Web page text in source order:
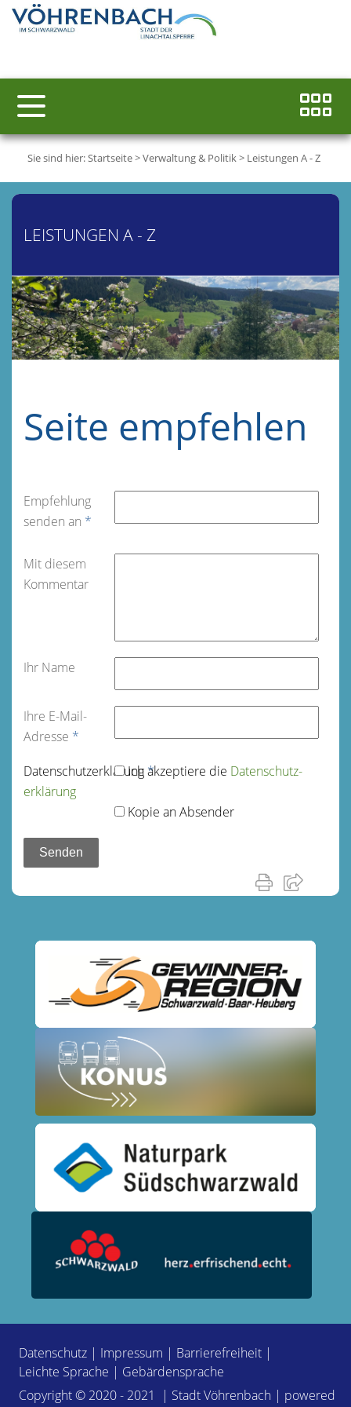
Sie sind hier:Startseite>Verwaltung & Politik> Leistungen A - Z
LEISTUNGEN A - Z
Seite empfehlen
Empfehlung
senden an *
Mit diesem
Kommentar
Ihr Name
Ihre E-Mail-
Adresse *
Datenschutz­erklärung*
Ich akzeptiere die Datenschutz­
erklärung
Kopie an Absender
Datenschutz | Impressum | Barrierefreiheit |
Leichte Sprache | Gebärdensprache
Copyright © 2020 - 2021 | Stadt Vöhrenbach | powered